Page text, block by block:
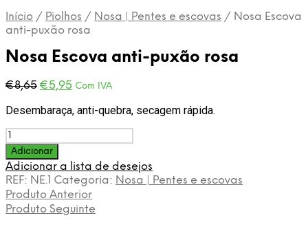
Início / Piolhos / Nosa | Pentes e escovas / Nosa Escova
anti-puxão rosa
Nosa Escova anti-puxão rosa
€8,65 O
original
era:
€8,65.
€5,95 O
atual
é:
€5,95.
Com IVA
Desembaraça, anti-quebra, secagem rápida.
Quantidade
de
Nosa
Escova
anti-
puxão
rosa
Adicionar
Adicionar a lista de desejos
REF: NE.1 Categoria: Nosa | Pentes e escovas
Produto Anterior
Produto Seguinte